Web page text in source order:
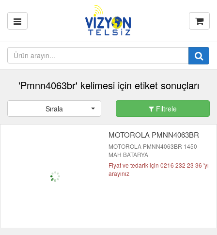
'Pmnn4063br' kelimesi için etiket sonuçları
Sırala Filtrele
MOTOROLA PMNN4063BR
MOTOROLA PMNN4063BR 1450
MAH BATARYA
Fiyat ve tedarik için 0216 232 23 36 'yı
arayınız